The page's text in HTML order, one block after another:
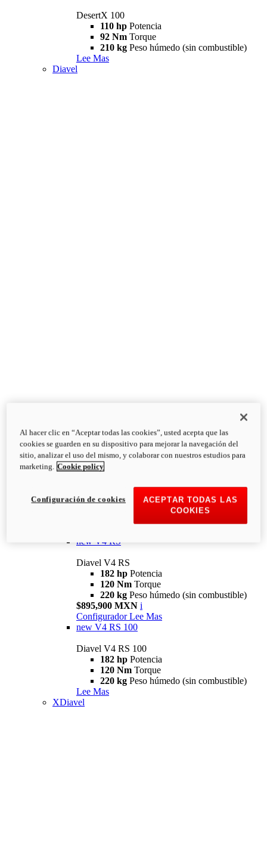
DesertX 100
110 hp Potencia
92 Nm Torque
210 kg Peso húmedo (sin combustible)
Lee Mas
Diavel
Diavel
V4
Diavel V4
126 NmTorque
223 kg
PESO HÚMEDO SIN
new V4 RS
Diavel V4 RS
182 hp Potencia
120 Nm Torque
220 kg Peso húmedo (sin combustible)
$895,900 MXN i
Configurador Lee Mas
new V4 RS 100
Diavel V4 RS 100
182 hp Potencia
120 Nm Torque
220 kg Peso húmedo (sin combustible)
Lee Mas
XDiavel
Al hacer clic en “Aceptar todas las cookies”, usted acepta que las
cookies se guarden en su dispositivo para mejorar la navegación del
sitio, analizar el uso del mismo, y colaborar con nuestros estudios para
marketing. Cookie policy
ACEPTAR TODAS LAS
COOKIES
Configuración de cookies